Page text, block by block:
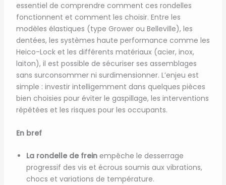
essentiel de comprendre comment ces rondelles
fonctionnent et comment les choisir. Entre les
modèles élastiques (type Grower ou Belleville), les
dentées, les systèmes haute performance comme les
Heico-Lock et les différents matériaux (acier, inox,
laiton), il est possible de sécuriser ses assemblages
sans surconsommer ni surdimensionner. L’enjeu est
simple : investir intelligemment dans quelques pièces
bien choisies pour éviter le gaspillage, les interventions
répétées et les risques pour les occupants.
En bref
La rondelle de freinempêche le desserrage
progressif des vis et écrous soumis aux vibrations,
chocs et variations de température.